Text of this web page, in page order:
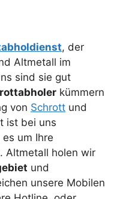
, der
Altmetall im
sind sie gut
kümmern
von Schrott und
ist bei uns
um Ihre
Altmetall holen wir
und
unsere Mobilen